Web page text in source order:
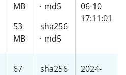
MB
53
MB
· md5
sha256
· md5
06-10
17:11:01
67
sha256
2024-